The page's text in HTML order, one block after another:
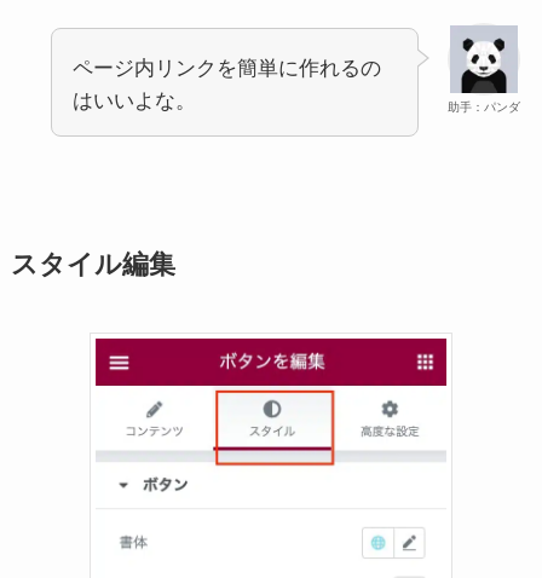
助手：パンダ
ページ内リンクを簡単に作れるの
はいいよな。
スタイル編集